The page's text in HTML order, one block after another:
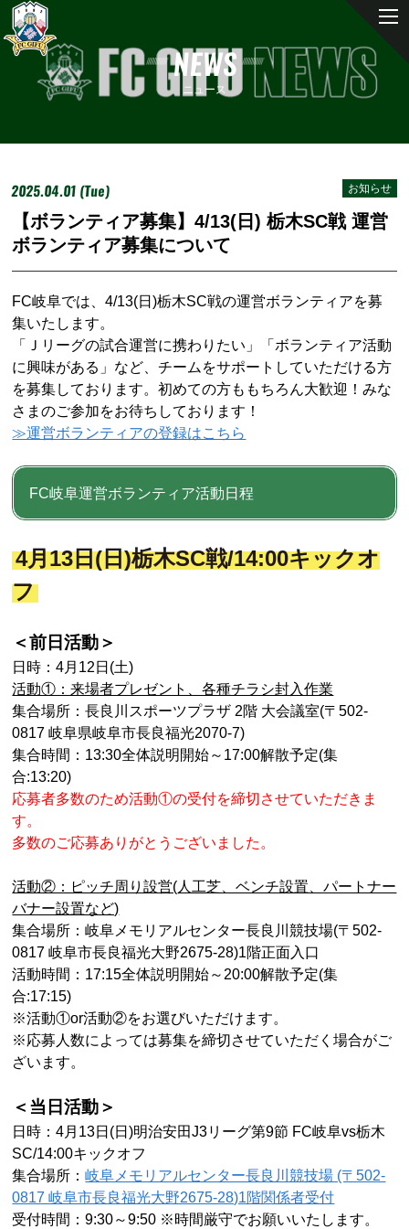
NEWS
ニュース
2025.04.01 (Tue) お知らせ
【ボランティア募集】4/13(日) 栃木SC戦 運営
ボランティア募集について
FC岐阜では、4/13(日)栃木SC戦の運営ボランティアを募
集いたします。
「Ｊリーグの試合運営に携わりたい」「ボランティア活動
に興味がある」など、チームをサポートしていただける方
を募集しております。初めての方ももちろん大歓迎！みな
さまのご参加をお待ちしております！
≫運営ボランティアの登録はこちら
FC岐阜運営ボランティア活動日程
4月13日(日)栃木SC戦/14:00キックオ
フ
＜前日活動＞
日時：4月12日(土)
活動①：来場者プレゼント、各種チラシ封入作業
集合場所：長良川スポーツプラザ 2階 大会議室(〒502-
0817 岐阜県岐阜市長良福光2070-7)
集合時間：13:30全体説明開始～17:00解散予定(集
合:13:20)
応募者多数のため活動①の受付を締切させていただきま
す。
多数のご応募ありがとうございました。
活動②：ピッチ周り設営(人工芝、ベンチ設置、パートナー
バナー設置など)
集合場所：岐阜メモリアルセンター長良川競技場(〒502-
0817岐阜市長良福光大野2675-28)1階正面入口
活動時間：17:15全体説明開始～20:00解散予定(集
合:17:15)
※活動①or活動②をお選びいただけます。
※応募人数によっては募集を締切させていただく場合がご
ざいます。
＜当日活動＞
日時：4月13日(日)明治安田J3リーグ第9節 FC岐阜vs栃木
SC/14:00キックオフ
集合場所：岐阜メモリアルセンター長良川競技場 (〒502-
0817 岐阜市長良福光大野2675-28)1階関係者受付
受付時間：9:30～9:50 ※時間厳守でお願いいたします。